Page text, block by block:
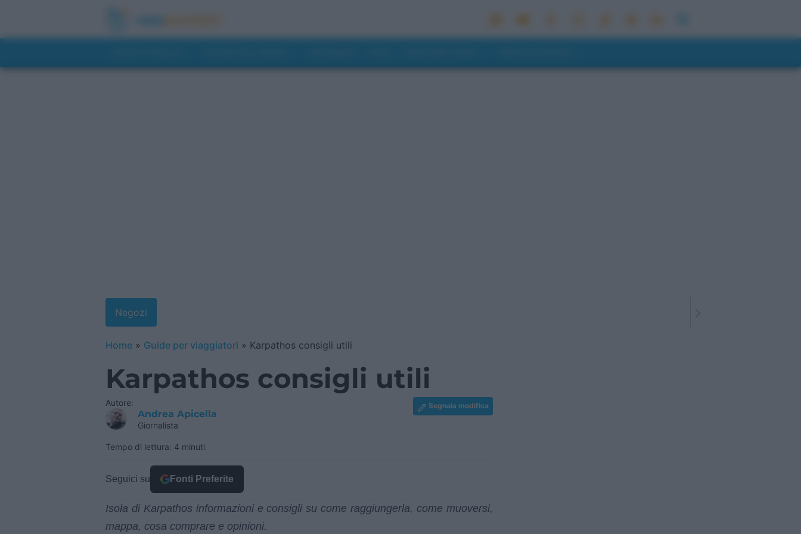
Negozi
Home » Guide per viaggiatori » Karpathos consigli utili
Karpathos consigli utili
Autore:
Andrea Apicella
Giornalista
Segnala modifica
Tempo di lettura: 4 minuti
Seguici su Fonti Preferite
Isola di Karpathos informazioni e consigli su come raggiungerla, come muoversi,
mappa, cosa comprare e opinioni.